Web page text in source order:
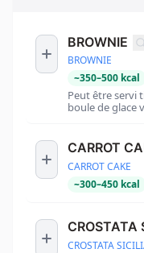
BROWNIE
BROWNIE
~350–500 kcal
Peut être servi
boule de glace
CARROT
CARROT CAKE
~300–450 kcal
CROSTATA
CROSTATA